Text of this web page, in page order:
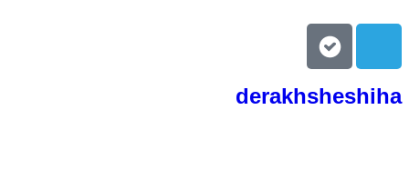
derakhsheshiha